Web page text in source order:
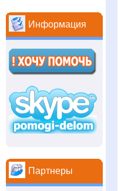
Информация
Партнеры